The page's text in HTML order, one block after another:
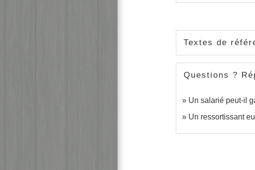
Textes de
Questions ?
Un salarié peut-il
Un ressortissant